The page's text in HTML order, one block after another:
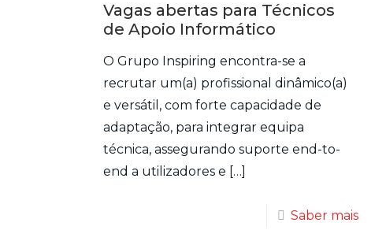
Vagas abertas para Técnicos
de Apoio Informático
O Grupo Inspiring encontra-se a
recrutar um(a) profissional dinâmico(a)
e versátil, com forte capacidade de
adaptação, para integrar equipa
técnica, assegurando suporte end-to-
end a utilizadores e […]
Saber mais